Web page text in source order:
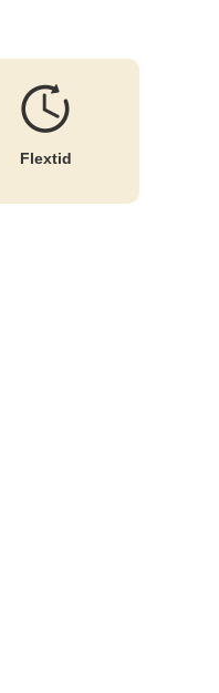
Flextid